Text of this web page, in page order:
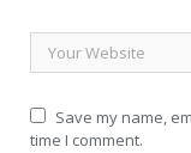
Save my name,
time I comment.